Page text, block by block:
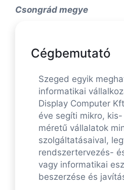
Csongrád megye
Cégbemutató
Szeged egyik
informatikai
Display Computer
éve segíti mikro,
méretű vállalatok
szolgáltatásaival,
rendszertervezés-
vagy informatikai
beszerzése és